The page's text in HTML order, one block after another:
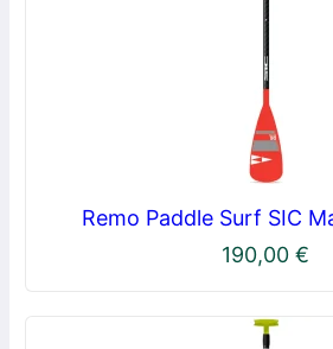
Remo Paddle Surf SIC
190,00 €